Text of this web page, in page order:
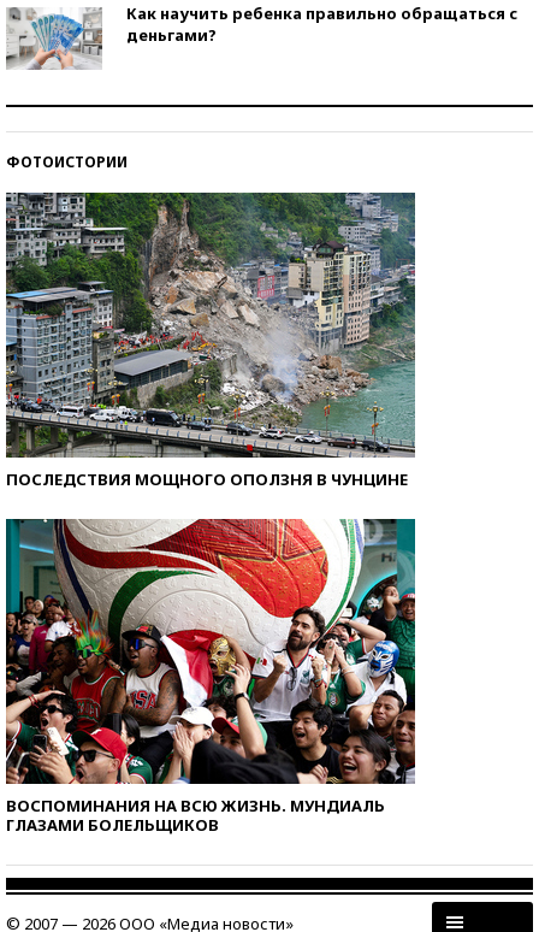
Как научить ребенка правильно обращаться с
деньгами?
ФОТОИСТОРИИ
ПОСЛЕДСТВИЯ МОЩНОГО ОПОЛЗНЯ В ЧУНЦИНЕ
ВОСПОМИНАНИЯ НА ВСЮ ЖИЗНЬ. МУНДИАЛЬ
ГЛАЗАМИ БОЛЕЛЬЩИКОВ
© 2007 — 2026 ООО «Медиа новости»